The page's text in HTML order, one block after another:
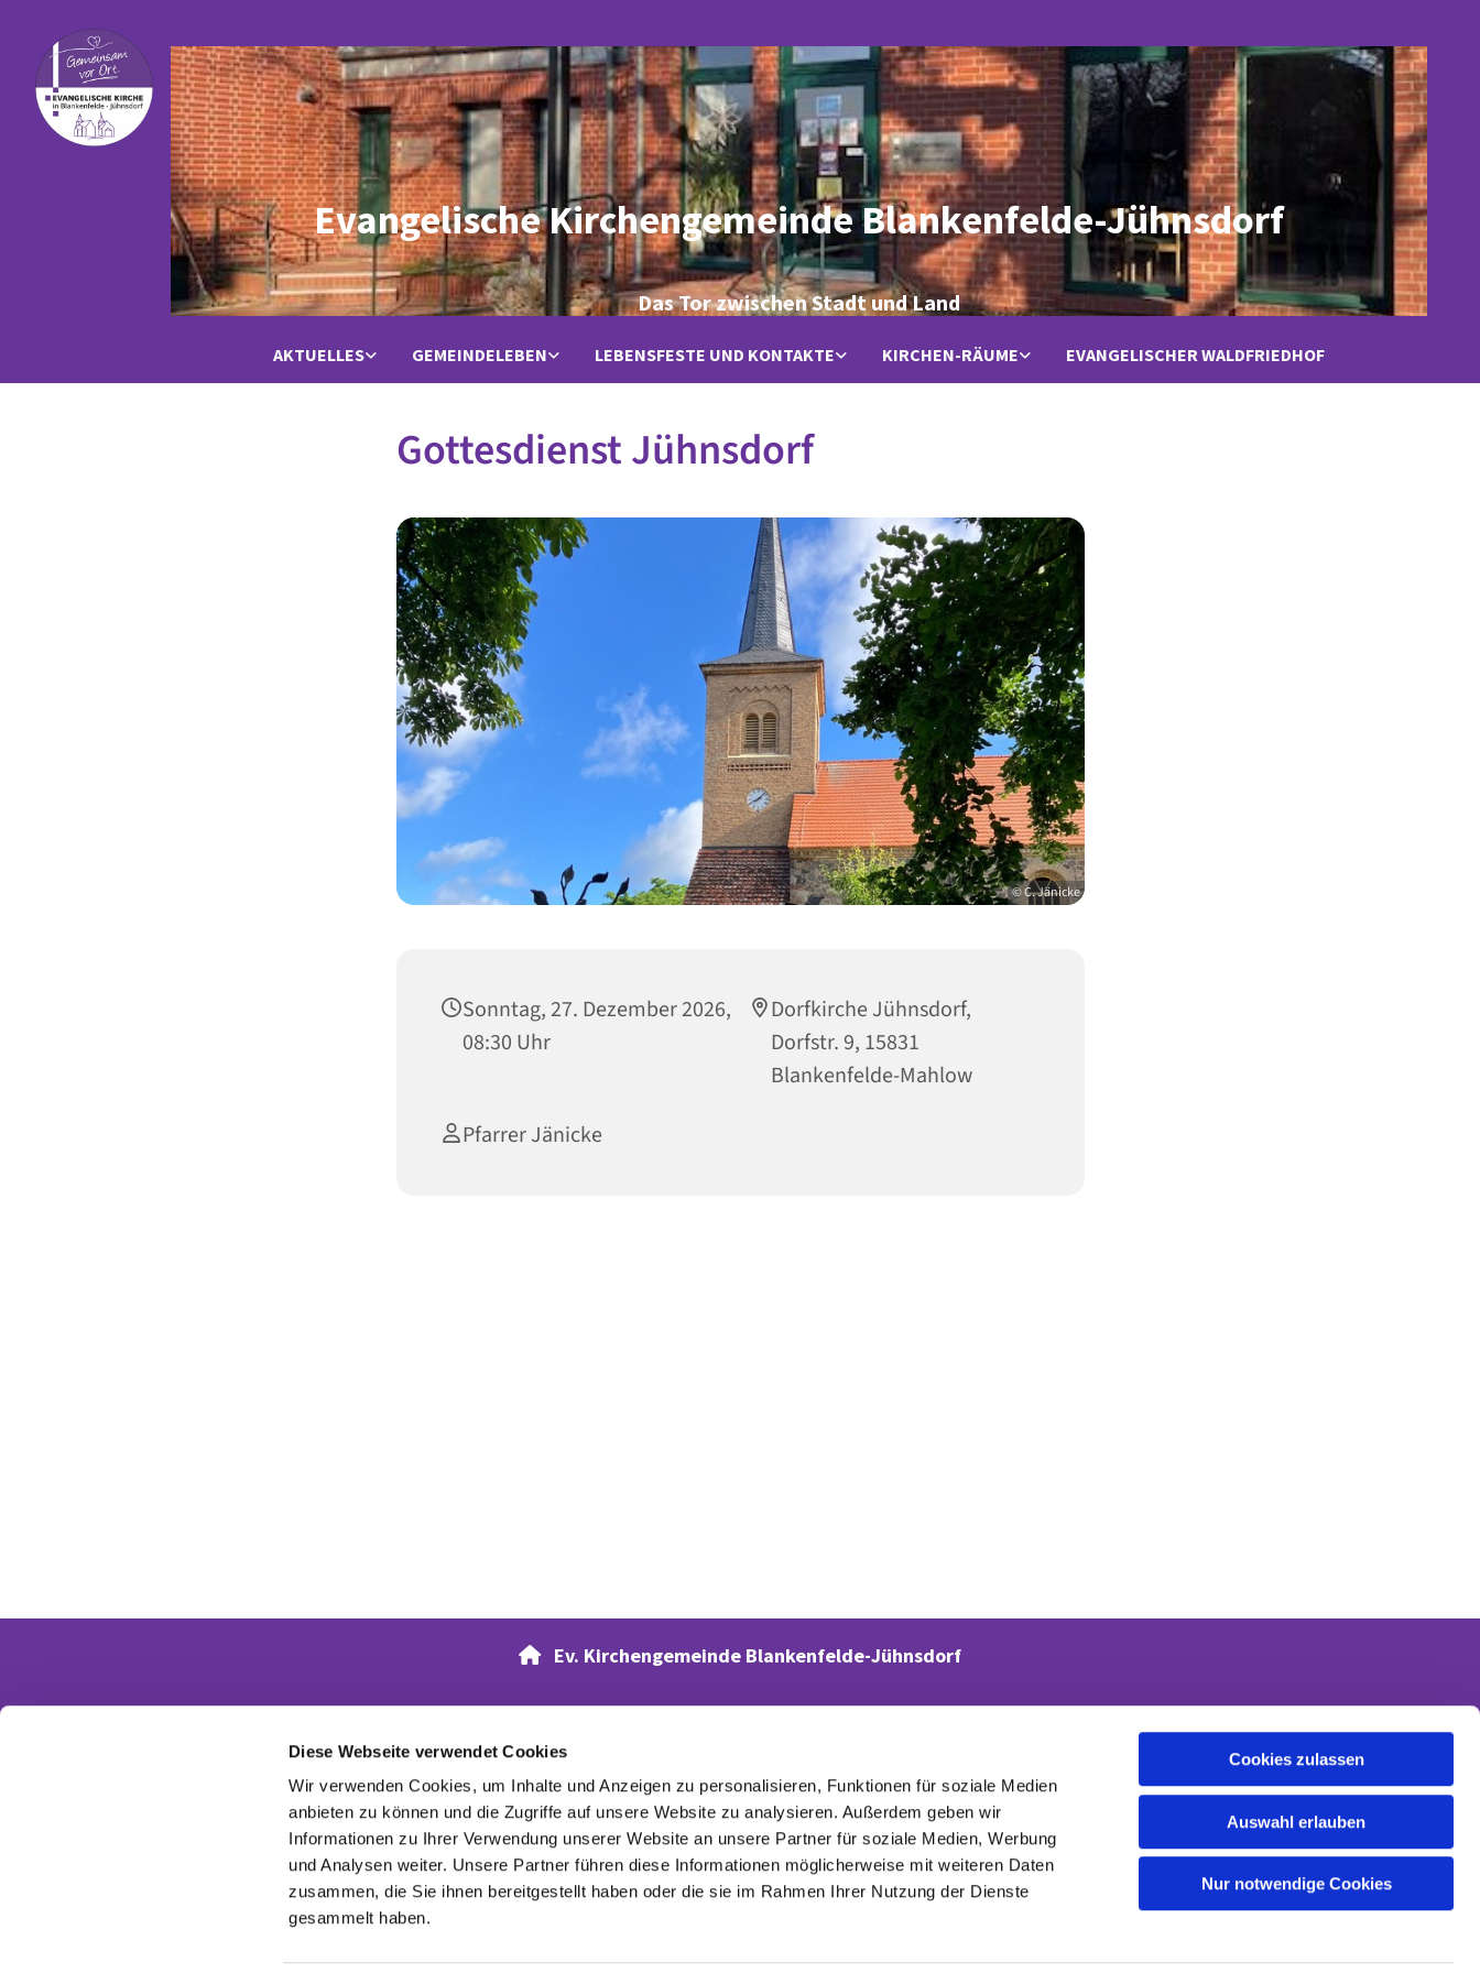
Diese Webseite verwendet Cookies
Wir verwenden Cookies, um Inhalte und Anzeigen zu personalisieren, Funktionen für soziale Medien
anbieten zu können und die Zugriffe auf unsere Website zu analysieren. Außerdem geben wir
Informationen zu Ihrer Verwendung unserer Website an unsere Partner für soziale Medien, Werbung
und Analysen weiter. Unsere Partner führen diese Informationen möglicherweise mit weiteren Daten
zusammen, die Sie ihnen bereitgestellt haben oder die sie im Rahmen Ihrer Nutzung der Dienste
gesammelt haben.
Cookies zulassen
Auswahl erlauben
Nur notwendige Cookies
Evangelische Kirchengemeinde Blankenfelde-Jühnsdorf
Das Tor zwischen Stadt und Land
AKTUELLES GEMEINDELEBEN LEBENSFESTE UND KONTAKTE KIRCHEN-RÄUME EVANGELISCHER WALDFRIEDHOF
Gottesdienst Jühnsdorf
© C. Jänicke
Sonntag, 27. Dezember 2026,
08:30 Uhr
Dorfkirche Jühnsdorf,
Dorfstr. 9, 15831
Blankenfelde-Mahlow
Pfarrer Jänicke
Ev. Kirchengemeinde Blankenfelde-Jühnsdorf
Partnergemeinden
Ev. Invitasgemeinde Glasow-Mahlow
Ev. Kirchengemeinde Dahlewitz-Diedersdorf
Ev. Versöhnungsgemeinde Rangsdorf
Ev. Kirchenkreis Zossen-Fläming
EKBO - Evangelisch im Osten
Evangelischer Waldfriedhof
Kontakt
Kontaktinformationen
Impressum